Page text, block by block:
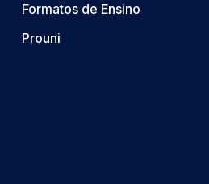
Formatos de Ensino
Prouni